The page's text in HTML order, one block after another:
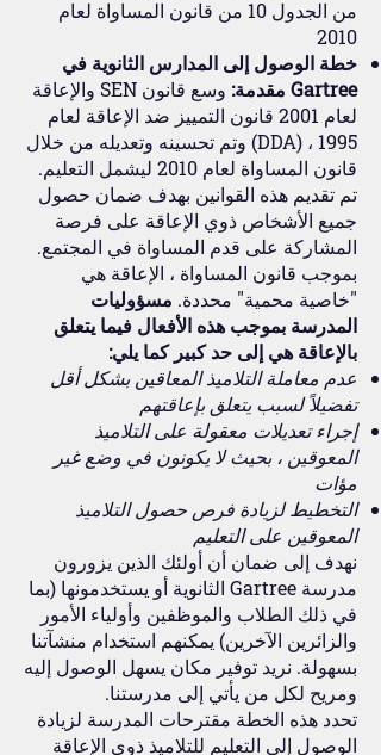
من الجدول 10 من قانون المساواة لعام
2010
خطة الوصول إلى المدارس الثانوية في
Gartree مقدمة:
وسع قانون SEN والإعاقة
لعام 2001 قانون التمييز ضد الإعاقة لعام
1995 ، (DDA) وتم تحسينه وتعديله من خلال
قانون المساواة لعام 2010 ليشمل التعليم.
تم تقديم هذه القوانين بهدف ضمان حصول
جميع الأشخاص ذوي الإعاقة على فرصة
المشاركة على قدم المساواة في المجتمع.
بموجب قانون المساواة ، الإعاقة هي
"خاصية محمية" محددة. مسؤوليات
المدرسة بموجب هذه الأفعال فيما يتعلق
بالإعاقة هي إلى حد كبير كما يلي:
عدم معاملة التلاميذ المعاقين بشكل أقل
تفضيلاً لسبب يتعلق بإعاقتهم
إجراء تعديلات معقولة على التلاميذ
المعوقين ، بحيث لا يكونون في وضع غير
مؤات
التخطيط لزيادة فرص حصول التلاميذ
المعوقين على التعليم
نهدف إلى ضمان أن أولئك الذين يزورون
مدرسة Gartree الثانوية أو يستخدمونها (بما
في ذلك الطلاب والموظفين وأولياء الأمور
والزائرين الآخرين) يمكنهم استخدام منشآتنا
بسهولة. نريد توفير مكان يسهل الوصول إليه
ومريح لكل من يأتي إلى مدرستنا.
تحدد هذه الخطة مقترحات المدرسة لزيادة
الوصول إلى التعليم للتلاميذ ذوي الإعاقة